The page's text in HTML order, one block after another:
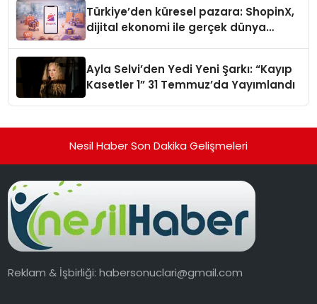
Türkiye’den küresel pazara: ShopinX,
dijital ekonomi ile gerçek dünya
Ayla Selvi’den Yedi Yeni Şarkı: “Kayıp
Kasetler 1” 31 Temmuz’da Yayımlandı
Nesil Haber Son Dakika Gelişmeleri
Reklam & İşbirliği:habersonuclari@gmail.com